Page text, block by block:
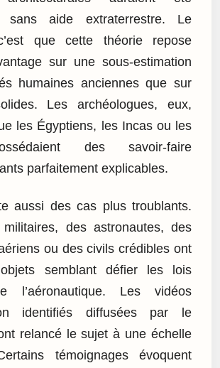
sans aide extraterrestre. Le
que cette théorie repose
sur une sous-estimation
humaines anciennes que sur
Les archéologues, eux,
les Égyptiens, les Incas ou les
des savoir-faire
parfaitement explicables.
aussi des cas plus troublants.
des astronautes, des
ou des civils crédibles ont
semblant défier les lois
l’aéronautique. Les vidéos
identifiés diffusées par le
relancé le sujet à une échelle
témoignages évoquent